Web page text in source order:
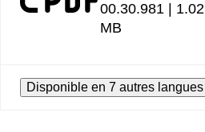
00.30.981 | 1.02
MB
Disponible en 7 autres langues